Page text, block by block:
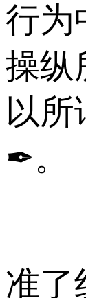
行为
操纵
以所
✒。
时
准了